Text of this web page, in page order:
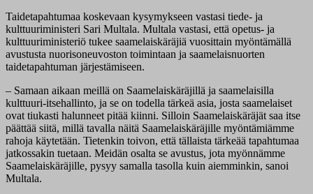
Taidetapahtumaa koskevaan kysymykseen vastasi tiede- ja
kulttuuriministeri Sari Multala. Multala vastasi, että opetus- ja
kulttuuriministeriö tukee saamelaiskäräjiä vuosittain myöntämällä
avustusta nuorisoneuvoston toimintaan ja saamelaisnuorten
taidetapahtuman järjestämiseen.
– Samaan aikaan meillä on Saamelaiskäräjillä ja saamelaisilla
kulttuuri-itsehallinto, ja se on todella tärkeä asia, josta saamelaiset
ovat tiukasti halunneet pitää kiinni. Silloin Saamelaiskäräjät saa itse
päättää siitä, millä tavalla näitä Saamelaiskäräjille myöntämiämme
rahoja käytetään. Tietenkin toivon, että tällaista tärkeää tapahtumaa
jatkossakin tuetaan. Meidän osalta se avustus, jota myönnämme
Saamelaiskäräjille, pysyy samalla tasolla kuin aiemminkin, sanoi
Multala.